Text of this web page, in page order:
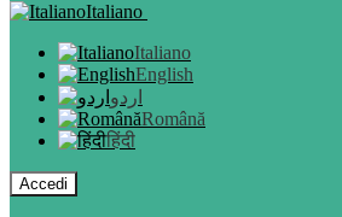
Italiano
Italiano
English
اردو
Română
हिंदी
Accedi